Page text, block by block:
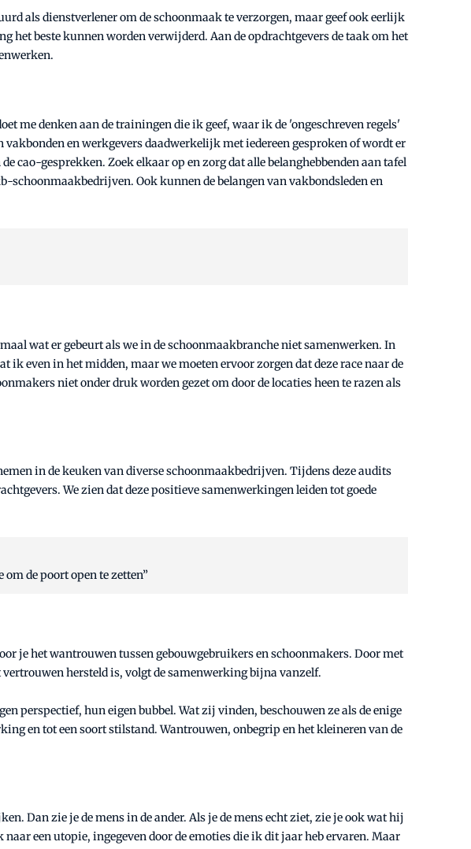
als dienstverlener om de schoonmaak te verzorgen, maar geef ook eerlijk
beste kunnen worden verwijderd. Aan de opdrachtgevers de taak om het
me denken aan de trainingen die ik geef, waar ik de 'ongeschreven regels'
en werkgevers daadwerkelijk met iedereen gesproken of wordt er
cao-gesprekken. Zoek elkaar op en zorg dat alle belanghebbenden aan tafel
Ook kunnen de belangen van vakbondsleden en
wat er gebeurt als we in de schoonmaakbranche niet samenwerken. In
ik even in het midden, maar we moeten ervoor zorgen dat deze race naar de
niet onder druk worden gezet om door de locaties heen te razen als
in de keuken van diverse schoonmaakbedrijven. Tijdens deze audits
We zien dat deze positieve samenwerkingen leiden tot goede
de poort open te zetten”
je het wantrouwen tussen gebouwgebruikers en schoonmakers. Door met
hersteld is, volgt de samenwerking bijna vanzelf.
perspectief, hun eigen bubbel. Wat zij vinden, beschouwen ze als de enige
en tot een soort stilstand. Wantrouwen, onbegrip en het kleineren van de
Dan zie je de mens in de ander. Als je de mens echt ziet, zie je ook wat hij
een utopie, ingegeven door de emoties die ik dit jaar heb ervaren. Maar